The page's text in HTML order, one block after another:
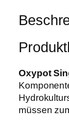
i
w
a
:
7
,
0
l
S
e
i
g
l
Oxypot
müssen